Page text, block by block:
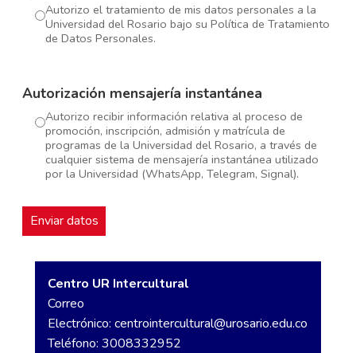
Autorizo el tratamiento de mis datos personales a la
Universidad del Rosario bajo su Política de Tratamiento
de Datos Personales.
Autorización mensajería instantánea
Autorizo recibir información relativa al proceso de
promoción, inscripción, admisión y matrícula de
programas de la Universidad del Rosario, a través de
cualquier sistema de mensajería instantánea utilizado
por la Universidad (WhatsApp, Telegram, Signal).
Centro UR Intercultural
Correo
Electrónico: centrointercultural@urosario.edu.co
Teléfono: 3008332952